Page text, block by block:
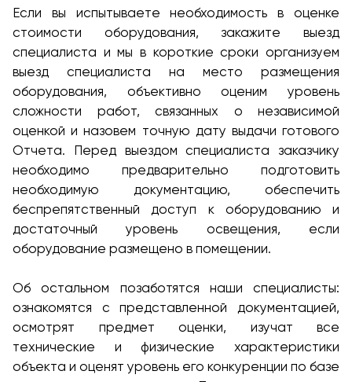
Если вы испытываете необходимость в оценке
стоимости оборудования, закажите выезд
специалиста и мы в короткие сроки организуем
выезд специалиста на место размещения
оборудования, объективно оценим уровень
сложности работ, связанных о независимой
оценкой и назовем точную дату выдачи готового
Отчета. Перед выездом специалиста заказчику
необходимо предварительно подготовить
необходимую документацию, обеспечить
беспрепятственный доступ к оборудованию и
достаточный уровень освещения, если
оборудование размещено в помещении.
Об остальном позаботятся наши специалисты:
ознакомятся с представленной документацией,
осмотрят предмет оценки, изучат все
технические и физические характеристики
объекта и оценят уровень его конкуренции по базе